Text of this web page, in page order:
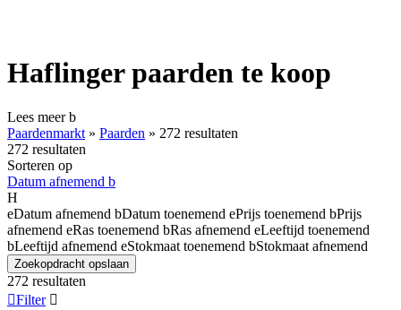
Haflinger paarden te koop
Lees meerb
Paardenmarkt » Paarden » 272 resultaten
272 resultaten
Sorteren op
Datum afnemend b
H
eDatum afnemend bDatum toenemend ePrijs toenemend bPrijs
afnemend eRas toenemend bRas afnemend eLeeftijd toenemend
bLeeftijd afnemend eStokmaat toenemend bStokmaat afnemend
Zoekopdracht opslaan
272 resultaten
Filter 